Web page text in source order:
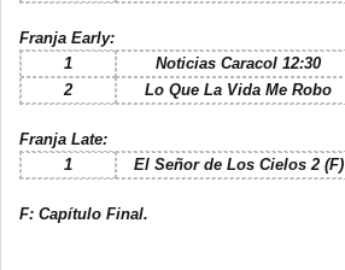
Franja Early:
1
Noticias Caracol 12:30
2
Lo Que La Vida Me Robo
Franja Late:
1
El Señor de Los Cielos 2 (F)
F: Capítulo Final.